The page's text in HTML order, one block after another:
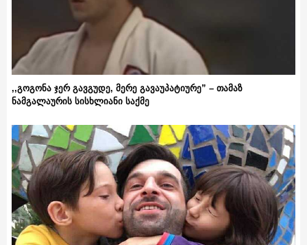
,,გოგონა ჯერ გავგუდე, მერე გავაუპატიურე” – თამაზ
ნამგალაურის სისხლიანი საქმე